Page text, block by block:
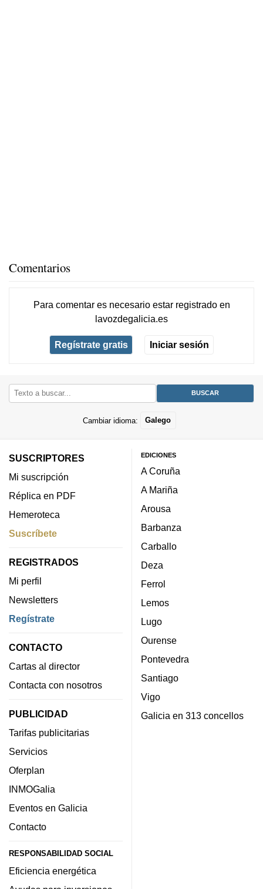
Comentarios
Para comentar es necesario estar registradoen
lavozdegalicia.es
Regístrate gratis Iniciar sesión
Cambiar idioma: Galego
SUSCRIPTORES
Mi suscripción
Réplica en PDF
Hemeroteca
Suscríbete
REGISTRADOS
Mi perfil
Newsletters
Regístrate
CONTACTO
Cartas al director
Contacta con nosotros
PUBLICIDAD
Tarifas publicitarias
Servicios
Oferplan
INMOGalia
Eventos en Galicia
Contacto
RESPONSABILIDAD SOCIAL
Eficiencia energética
EDICIONES
A Coruña
A Mariña
Arousa
Barbanza
Carballo
Deza
Ferrol
Lemos
Lugo
Ourense
Pontevedra
Santiago
Vigo
Galicia en 313 concellos